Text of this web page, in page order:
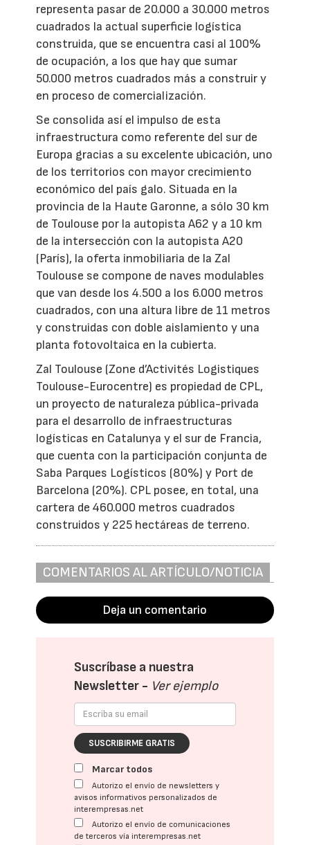
representa pasar de 20.000 a 30.000 metros
cuadrados la actual superficie logística
construida, que se encuentra casi al 100%
de ocupación, a los que hay que sumar
50.000 metros cuadrados más a construir y
en proceso de comercialización.
Se consolida así el impulso de esta
infraestructura como referente del sur de
Europa gracias a su excelente ubicación, uno
de los territorios con mayor crecimiento
económico del país galo. Situada en la
provincia de la Haute Garonne, a sólo 30 km
de Toulouse por la autopista A62 y a 10 km
de la intersección con la autopista A20
(París), la oferta inmobiliaria de la Zal
Toulouse se compone de naves modulables
que van desde los 4.500 a los 6.000 metros
cuadrados, con una altura libre de 11 metros
y construidas con doble aislamiento y una
planta fotovoltaica en la cubierta.
Zal Toulouse (Zone d’Activités Logistiques
Toulouse-Eurocentre) es propiedad de CPL,
un proyecto de naturaleza pública-privada
para el desarrollo de infraestructuras
logísticas en Catalunya y el sur de Francia,
que cuenta con la participación conjunta de
Saba Parques Logísticos (80%) y Port de
Barcelona (20%). CPL posee, en total, una
cartera de 460.000 metros cuadrados
construidos y 225 hectáreas de terreno.
COMENTARIOS AL ARTÍCULO/NOTICIA
Deja un comentario
Suscríbase a nuestra
Newsletter - Ver ejemplo
SUSCRIBIRME GRATIS
Marcar todos
Autorizo el envío de newsletters y
avisos informativos personalizados de
interempresas.net
Autorizo el envío de comunicaciones
de terceros vía interempresas.net